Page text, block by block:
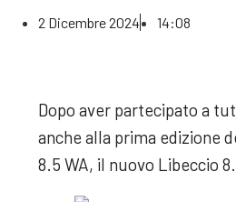
2 Dicembre 2024 14:08
Dopo aver partecipato a
anche alla prima edizione
8.5 WA, il nuovo Libeccio